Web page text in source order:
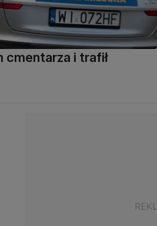
cmentarza i trafił